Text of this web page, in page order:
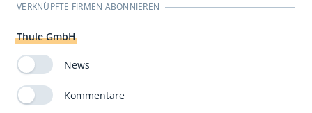
VERKNÜPFTE FIRMEN ABONNIEREN
Thule GmbH
News
Kommentare